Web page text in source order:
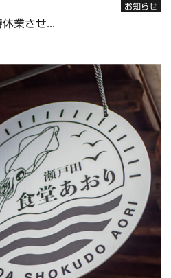
お知らせ
業させ...